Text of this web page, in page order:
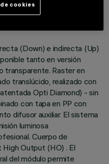
(Down) e indirecta (Up)
tanto en versión
transparente. Raster en
translúcido, realizado con
Opti Diamond) - sin
con tapa en PP con
difusor auxiliar. El sistema
luminosa
Cuerpo de
High Output (HO) . El
del módulo permite
cookies